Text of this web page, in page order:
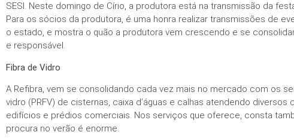
SESI. Neste domingo de Círio, a produtora está na transmissão da
Para os sócios da produtora, é uma honra realizar transmissões de
o estado, e mostra o quão a produtora vem crescendo e se
e responsável.
Fibra de Vidro
A Refibra, vem se consolidando cada vez mais no mercado com os
vidro (PRFV) de cisternas, caixa d’águas e calhas atendendo
edifícios e prédios comerciais. Nos serviços que oferece, consta
procura no verão é enorme.